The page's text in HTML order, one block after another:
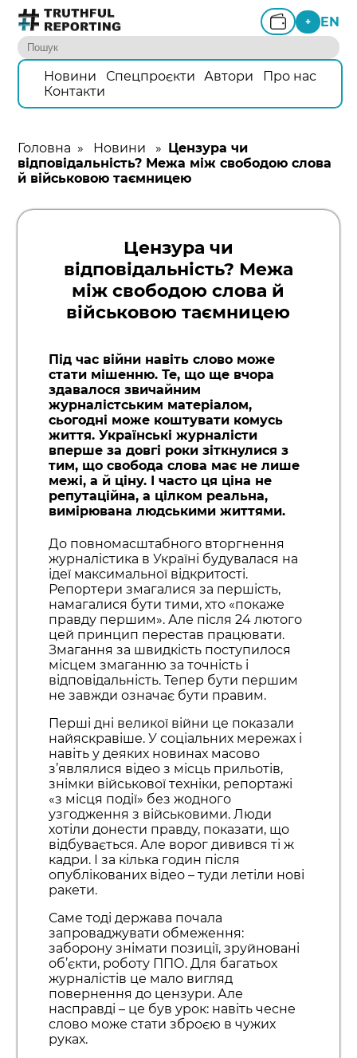
+ EN
Новини Спецпроєкти Автори
Про нас
Контакти
Головна » Новини » Цензура чи
відповідальність? Межа між свободою слова
й військовою таємницею
Цензура чи
відповідальність? Межа
між свободою слова й
військовою таємницею
Під час війни навіть слово може
стати мішенню. Те, що ще вчора
здавалося звичайним
журналістським матеріалом,
сьогодні може коштувати комусь
життя. Українські журналісти
вперше за довгі роки зіткнулися з
тим, що свобода слова має не лише
межі, а й ціну. І часто ця ціна не
репутаційна, а цілком реальна,
вимірювана людськими життями.
До повномасштабного вторгнення
журналістика в Україні будувалася на
ідеї максимальної відкритості.
Репортери змагалися за першість,
намагалися бути тими, хто «покаже
правду першим». Але після 24 лютого
цей принцип перестав працювати.
Змагання за швидкість поступилося
місцем змаганню за точність і
відповідальність. Тепер бути першим
не завжди означає бути правим.
Перші дні великої війни це показали
найяскравіше. У соціальних мережах і
навіть у деяких новинах масово
з’являлися відео з місць прильотів,
знімки військової техніки, репортажі
«з місця події» без жодного
узгодження з військовими. Люди
хотіли донести правду, показати, що
відбувається. Але ворог дивився ті ж
кадри. І за кілька годин після
опублікованих відео – туди летіли нові
ракети.
Саме тоді держава почала
запроваджувати обмеження:
заборону знімати позиції, зруйновані
об’єкти, роботу ППО. Для багатьох
журналістів це мало вигляд
повернення до цензури. Але
насправді – це був урок: навіть чесне
слово може стати зброєю в чужих
руках.